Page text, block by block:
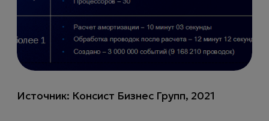
Источник: Консист Бизнес Групп, 2021